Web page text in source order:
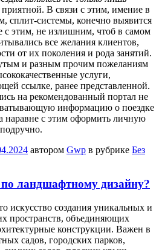
В связи с этим, имение в
сплит-системы, конечно выявится
с этим, не излишним, чтоб в самом
все желания клиентов,
от их поколения и рода занятий.
и разным прочим пожеланиям
услуги,
ссылке, ранее представленной.
на рекомендованный портал не
информацию о поездке
наравне с этим оформить личную
автором Gwp в рубрике Без
по ландшафтному дизайну?
искусство создания уникальных и
пространств, объединяющих
конструкции. Важен в
садов, городских парков,